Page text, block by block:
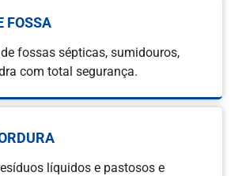
FOSSA
fossas sépticas, sumidouros,
com total segurança.
líquidos e pastosos e